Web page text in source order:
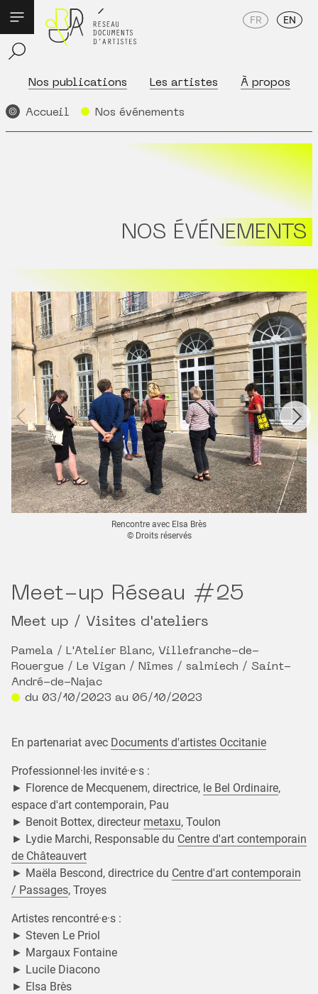
Nos publications Les artistes À propos
FR EN
Accueil Nos événements
NOS ÉVÉNEMENTS
Rencontre avec Elsa Brès
© Droits réservés
Meet-up Réseau #25
Meet up / Visites d'ateliers
Pamela / L'Atelier Blanc, Villefranche-de-
Rouergue / Le Vigan / Nîmes / salmiech / Saint-
André-de-Najac
du 03/10/2023 au 06/10/2023
En partenariat avec Documents d'artistes Occitanie
Professionnel·les invité·e·s :
► Florence de Mecquenem, directrice, le Bel Ordinaire,
espace d'art contemporain, Pau
► Benoit Bottex, directeur metaxu, Toulon
► Lydie Marchi, Responsable du Centre d'art contemporain
de Châteauvert
► Maëla Bescond, directrice du Centre d'art contemporain
/ Passages, Troyes
Artistes rencontré·e·s :
► Steven Le Priol
► Margaux Fontaine
► Lucile Diacono
► Elsa Brès